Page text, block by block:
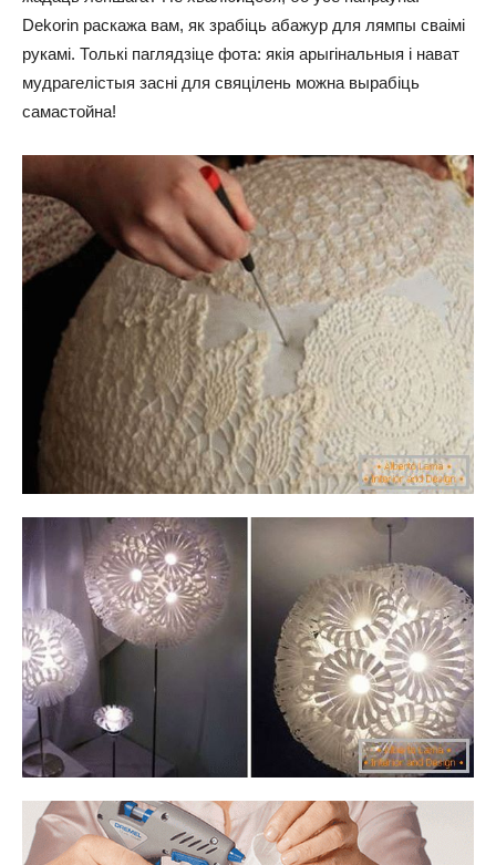
Dekorin раскажа вам, як зрабіць абажур для лямпы сваімі
рукамі. Толькі паглядзіце фота: якія арыгінальныя і нават
мудрагелістыя засні для свяцілень можна вырабіць
самастойна!